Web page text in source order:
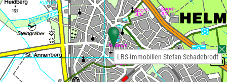
LBS-Immobilien Stefan Schadebrodt